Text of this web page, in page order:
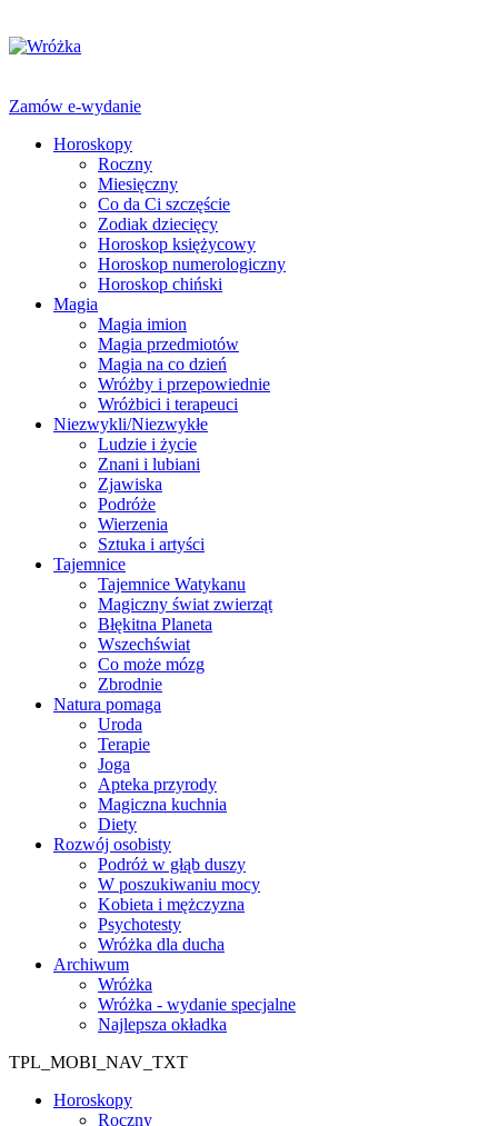
Zamów e-wydanie
Horoskopy
Roczny
Miesięczny
Co da Ci szczęście
Zodiak dziecięcy
Horoskop księżycowy
Horoskop numerologiczny
Horoskop chiński
Magia
Magia imion
Magia przedmiotów
Magia na co dzień
Wróżby i przepowiednie
Wróżbici i terapeuci
Niezwykli/Niezwykłe
Ludzie i życie
Znani i lubiani
Zjawiska
Podróże
Wierzenia
Sztuka i artyści
Tajemnice
Tajemnice Watykanu
Magiczny świat zwierząt
Błękitna Planeta
Wszechświat
Co może mózg
Zbrodnie
Natura pomaga
Uroda
Terapie
Joga
Apteka przyrody
Magiczna kuchnia
Diety
Rozwój osobisty
Podróż w głąb duszy
W poszukiwaniu mocy
Kobieta i mężczyzna
Psychotesty
Wróżka dla ducha
Archiwum
Wróżka
Wróżka - wydanie specjalne
Najlepsza okładka
TPL_MOBI_NAV_TXT
Horoskopy
Roczny